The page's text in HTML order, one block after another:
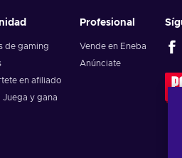
de gaming
en afiliado
Juega y gana
Profesional
Vende en Eneba
Anúnciate